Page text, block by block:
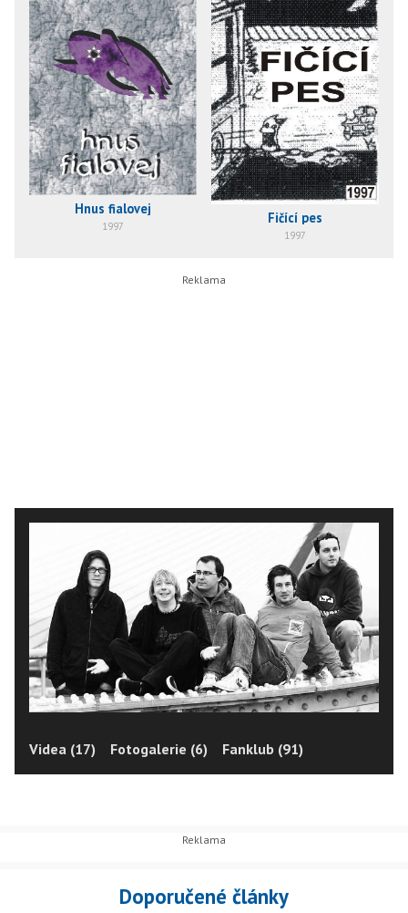
Hnus fialovej
1997
Fičící pes
1997
Videa (17) Fotogalerie (6) Fanklub (91)
Doporučené články